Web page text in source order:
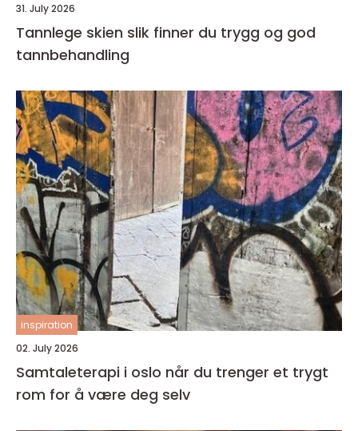
31. July 2026
Tannlege skien slik finner du trygg og god
tannbehandling
inspiration
02. July 2026
Samtaleterapi i oslo når du trenger et trygt
rom for å være deg selv